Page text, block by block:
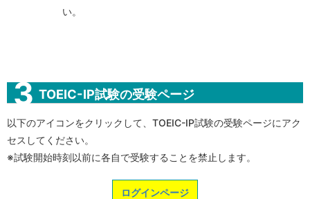
い。
TOEIC-IP試験の受験ページ
以下のアイコンをクリックして、TOEIC-IP試験の受験ページにアク
セスしてください。
※試験開始時刻以前に各自で受験することを禁止します。
ログインページ